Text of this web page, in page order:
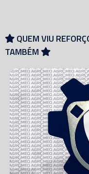
QUEM VIU
TAMBÉM